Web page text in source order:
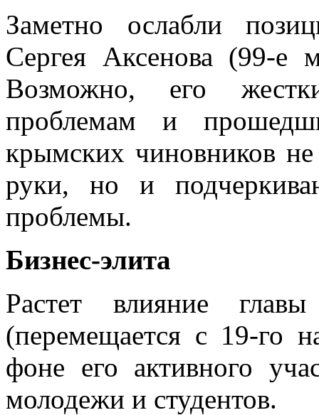
Заметно ослабли
Сергея Аксенова (99-е
Возможно, его
проблемам и
крымских чиновников не
руки, но и
проблемы.
Бизнес-элита
Растет влияние
(перемещается с 19-го
фоне его активного
молодежи и студентов.